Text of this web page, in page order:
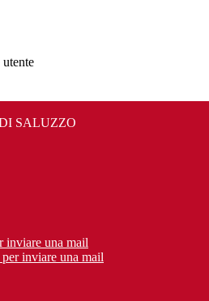
SALUZZO
inviare una mail
inviare una mail